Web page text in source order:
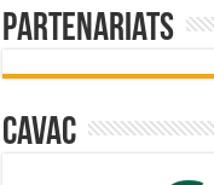
Partenariats
Cavac